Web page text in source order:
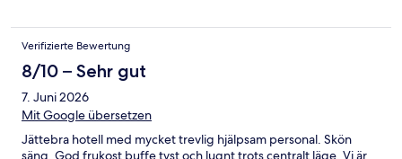
Verifizierte Bewertung
8/10 – Sehr gut
7. Juni 2026
Mit Google übersetzen
Jättebra hotell med mycket trevlig hjälpsam personal. Skön
säng, God frukost buffe tyst och lugnt trots centralt läge. Vi är